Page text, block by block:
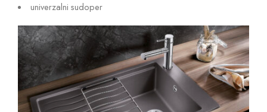
univerzalni sudoper